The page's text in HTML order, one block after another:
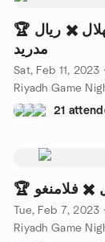
🏆 نهائي كأس العالم للأندية: الهلال ✖️ ريال
مدريد
Sat, Feb 11, 2023
Riyadh Game
21
✖️ فلامنغو
Tue, Feb 7, 2023
Riyadh Game